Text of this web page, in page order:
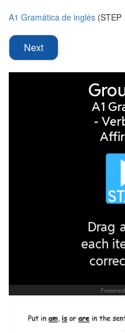
A1 Gramática de inglés (STEP
Next